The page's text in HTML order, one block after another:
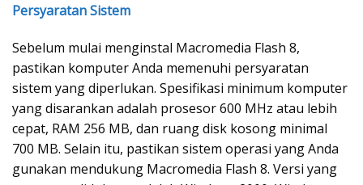
Persyaratan Sistem
Sebelum mulai menginstal Macromedia Flash 8,
pastikan komputer Anda memenuhi persyaratan
sistem yang diperlukan. Spesifikasi minimum komputer
yang disarankan adalah prosesor 600 MHz atau lebih
cepat, RAM 256 MB, dan ruang disk kosong minimal
700 MB. Selain itu, pastikan sistem operasi yang Anda
gunakan mendukung Macromedia Flash 8. Versi yang